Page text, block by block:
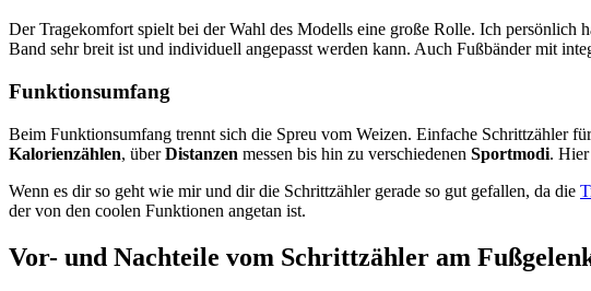
Der Tragekomfort spielt bei der Wahl des Modells eine große Rolle. Ich persönlich
Band sehr breit ist und individuell angepasst werden kann. Auch Fußbänder mit
Funktionsumfang
Beim Funktionsumfang trennt sich die Spreu vom Weizen. Einfache Schrittzähler
Kalorienzählen, überDistanzen messen bis hin zu verschiedenen Sportmodi. Hier
Wenn es dir so geht wie mir und dir die Schrittzähler gerade so gut gefallen, da die
der von den coolen Funktionen angetan ist.
Vor- und Nachteile vom Schrittzähler am